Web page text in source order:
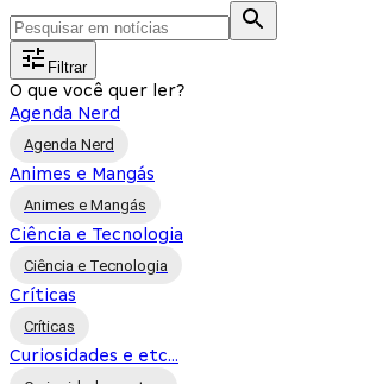
Filtrar
O que você quer ler?
Agenda Nerd
Agenda Nerd
Animes e Mangás
Animes e Mangás
Ciência e Tecnologia
Ciência e Tecnologia
Críticas
Críticas
Curiosidades e etc...